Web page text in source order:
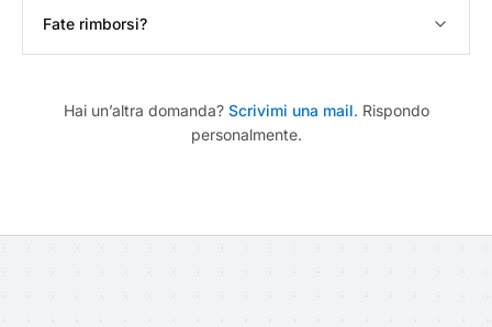
Fate rimborsi?
Hai un’altra domanda? Scrivimi una mail. Rispondo
personalmente.